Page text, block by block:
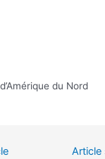
du Nord
Article